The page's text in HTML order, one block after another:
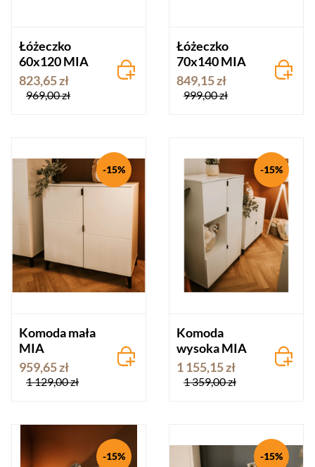
Łóżeczko
60x120 MIA
823,65 zł
969,00 zł
Łóżeczko
70x140 MIA
849,15 zł
999,00 zł
Komoda mała
MIA
959,65 zł
1 129,00 zł
-15%
Komoda
wysoka MIA
1 155,15 zł
1 359,00 zł
-15%
-15% -15%